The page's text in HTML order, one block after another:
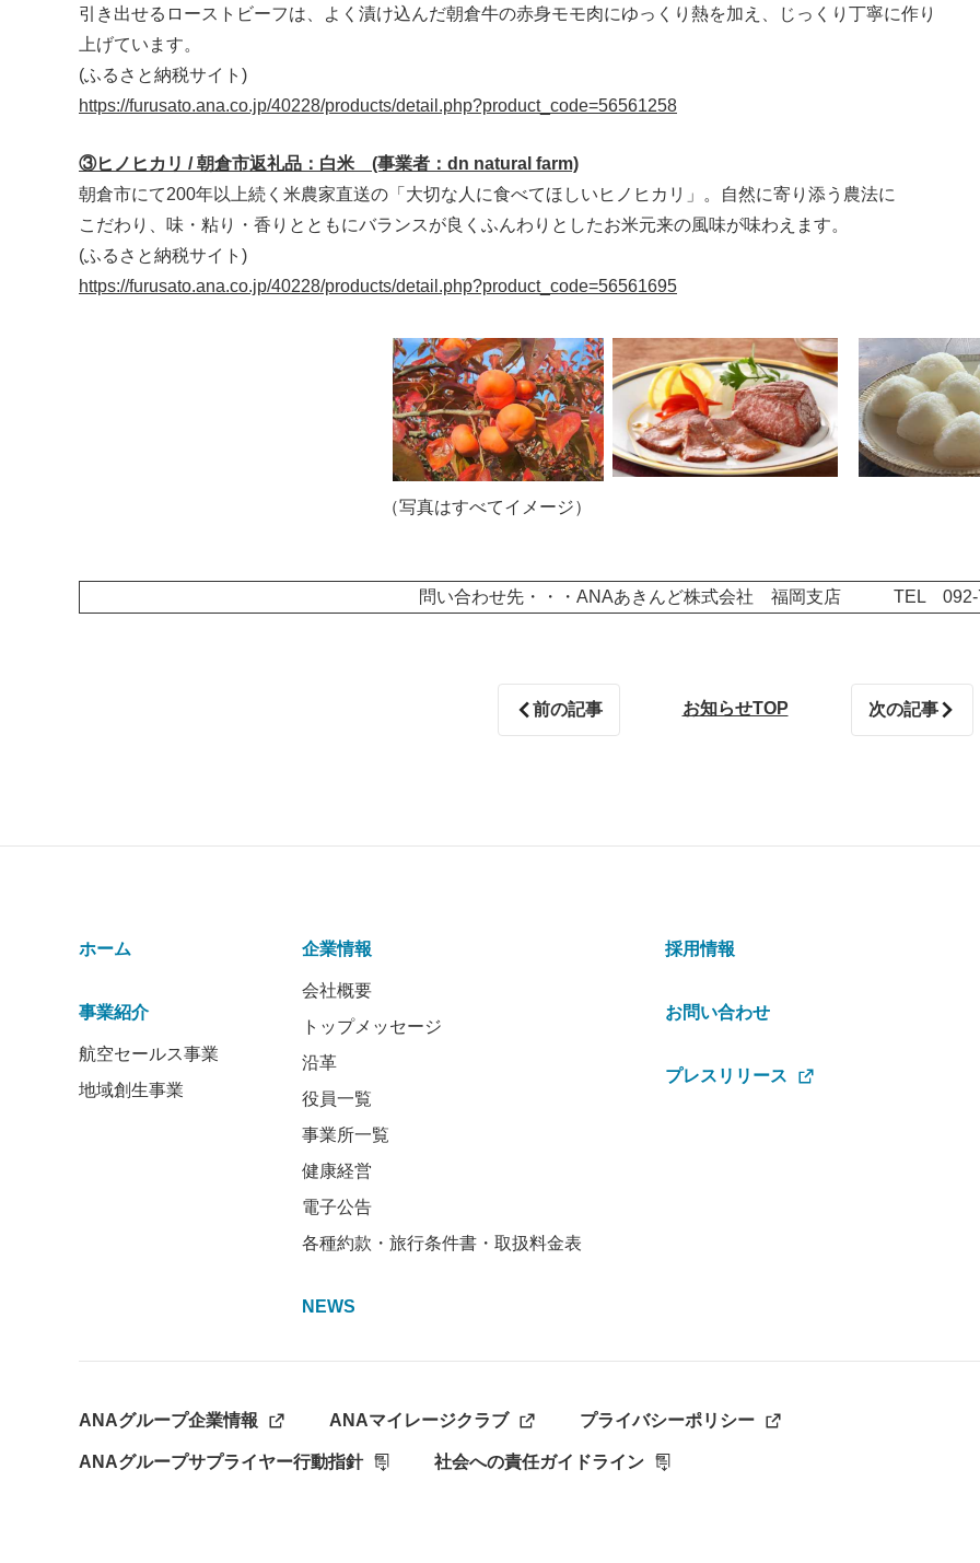
引き出せるローストビーフは、よく漬け込んだ朝倉牛の赤身モモ肉にゆっくり熱を加え、じっくり丁寧に作り
上げています。
(ふるさと納税サイト)
https://furusato.ana.co.jp/40228/products/detail.php?product_code=56561258
③ヒノヒカリ / 朝倉市返礼品：白米 (事業者：dn natural farm)
朝倉市にて200年以上続く米農家直送の「大切な人に食べてほしいヒノヒカリ」。自然に寄り添う農法に
こだわり、味・粘り・香りとともにバランスが良くふんわりとしたお米元来の風味が味わえます。
(ふるさと納税サイト)
https://furusato.ana.co.jp/40228/products/detail.php?product_code=56561695
（写真はすべてイメージ）
問い合わせ先・・・ANAあきんど株式会社 福岡支店 TEL 092-
前の記事 お知らせTOP 次の記事
ホーム
事業紹介
航空セールス事業
地域創生事業
企業情報
会社概要
トップメッセージ
沿革
役員一覧
事業所一覧
健康経営
電子公告
各種約款・旅行条件書・取扱料金表
NEWS
採用情報
お問い合わせ
プレスリリース
ANAグループ企業情報 ANAマイレージクラブ プライバシーポリシー
ANAグループサプライヤー行動指針 社会への責任ガイドライン